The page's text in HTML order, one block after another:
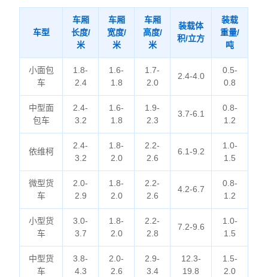
车型
车厢
长度/
米
车厢
宽度/
米
车厢
高度/
米
装载体
积/立方
装载
重量/
吨
小面包
车
1.8-
2.4
1.6-
1.8
1.7-
2.0
2.4-4.0
0.5-
0.8
中型面
包车
2.4-
3.2
1.6-
1.8
1.9-
2.3
3.7-6.1
0.8-
1.2
依维柯
2.4-
3.2
1.8-
2.0
2.2-
2.6
6.1-9.2
1.0-
1.5
微型货
车
2.0-
2.9
1.8-
2.0
2.2-
2.6
4.2-6.7
0.8-
1.2
小型货
车
3.0-
3.7
1.8-
2.0
2.2-
2.8
7.2-9.6
1.0-
1.5
中型货
车
3.8-
4.3
2.0-
2.6
2.9-
3.4
12.3-
19.8
1.5-
2.0